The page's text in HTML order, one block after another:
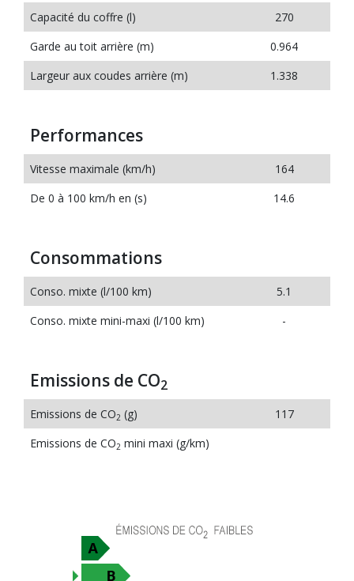
Capacité du coffre (l)
270
Garde au toit arrière (m)
0.964
Largeur aux coudes arrière (m)
1.338
Performances
Vitesse maximale (km/h)
164
De 0 à 100 km/h en (s)
14.6
Consommations
Conso. mixte (l/100 km)
5.1
Conso. mixte mini-maxi (l/100 km)
-
Emissions de CO2
Emissions de CO2 (g)
117
Emissions de CO2 mini maxi (g/km)